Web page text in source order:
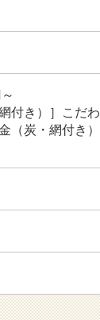
付き）］こ
（炭・網付